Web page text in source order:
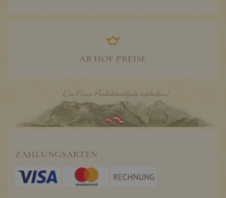
AB HOF PREISE
ZAHLUNGSARTEN